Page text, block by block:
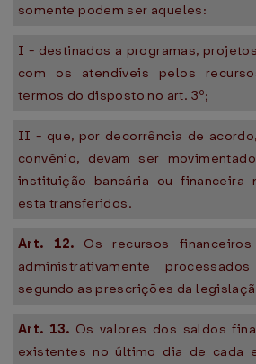
somente podem ser aqueles:
I - destinados a programas,
com os atendíveis pelos
termos do disposto no art. 3º;
II - que, por decorrência de
convênio, devam ser
instituição bancária ou financeira
esta transferidos.
Art. 12. Os recursos
administrativamente
segundo as prescrições da
Art. 13. Os valores dos saldos
existentes no último dia de cada